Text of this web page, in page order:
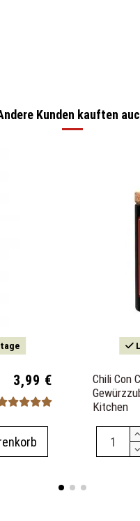
Kunden kauften
3,99 €
Chili Con
Kitchen